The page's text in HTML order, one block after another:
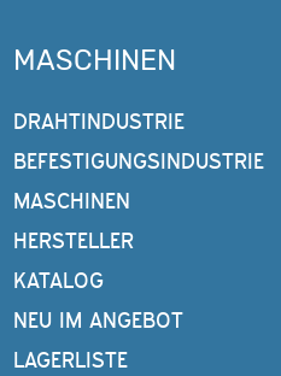
MASCHINEN
DRAHTINDUSTRIE
BEFESTIGUNGSINDUSTRIE
MASCHINEN
HERSTELLER
KATALOG
NEU IM ANGEBOT
LAGERLISTE